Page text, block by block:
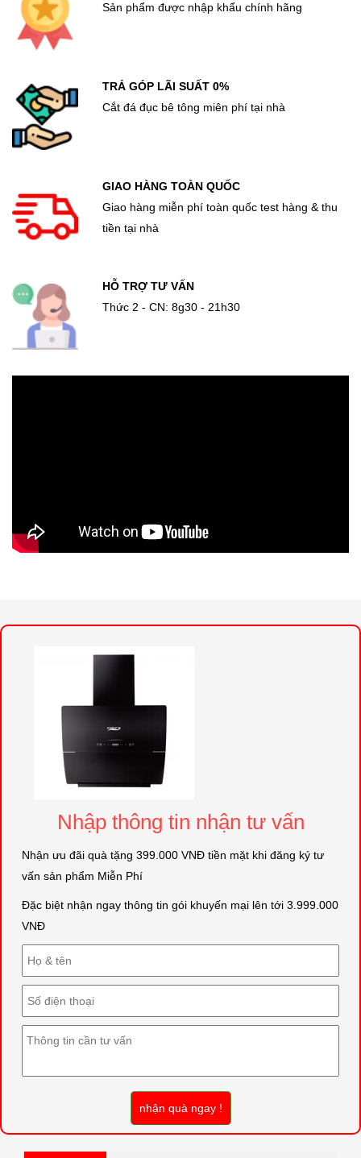
Sản phẩm được nhập khẩu chính hãng
TRẢ GÓP LÃI SUẤT 0%
Cắt đá đục bê tông miên phí tại nhà
GIAO HÀNG TOÀN QUỐC
Giao hàng miễn phí toàn quốc test hàng & thu
tiền tại nhà
HỖ TRỢ TƯ VẤN
Thức 2 - CN: 8g30 - 21h30
Nhập thông tin nhận tư vấn
Nhận ưu đãi quà tặng 399.000 VNĐ tiền mặt khi đăng ký tư
vấn sản phẩm Miễn Phí
Đặc biệt nhận ngay thông tin gói khuyến mại lên tới 3.999.000
VNĐ
nhận quà ngay !